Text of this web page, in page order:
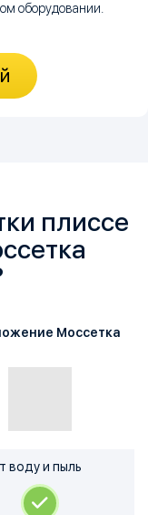
оборудовании.
плиссе
Моссетка
воду и пыль